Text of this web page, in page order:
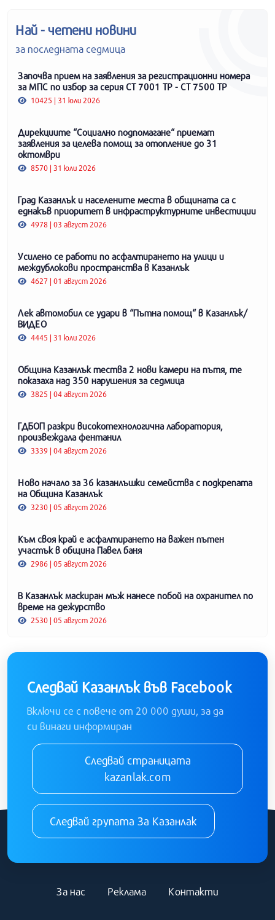
Най - четени новини
за последната седмица
Започва прием на заявления за регистрационни номера
за МПС по избор за серия СТ 7001 ТР - СТ 7500 ТР
10425 | 31 юли 2026
Дирекциите “Социално подпомагане“ приемат
заявления за целева помощ за отопление до 31
октомври
8570 | 31 юли 2026
Град Казанлък и населените места в общината са с
еднакъв приоритет в инфраструктурните инвестиции
4978 | 03 август 2026
Усилено се работи по асфалтирането на улици и
междублокови пространства в Казанлък
4627 | 01 август 2026
Лек автомобил се удари в “Пътна помощ“ в Казанлък/
ВИДЕО
4445 | 31 юли 2026
Община Казанлък тества 2 нови камери на пътя, те
показаха над 350 нарушения за седмица
3825 | 04 август 2026
ГДБОП разкри високотехнологична лаборатория,
произвеждала фентанил
3339 | 04 август 2026
Ново начало за 36 казанлъшки семейства с подкрепата
на Община Казанлък
3230 | 05 август 2026
Към своя край е асфалтирането на важен пътен
участък в община Павел баня
2986 | 05 август 2026
В Казанлък маскиран мъж нанесе побой на охранител по
време на дежурство
2530 | 05 август 2026
Следвай Казанлък във Facebook
Включи се с повече от 20 000 души, за да
си винаги информиран
Следвай страницата
kazanlak.com
Следвай групата За Казанлак
За нас Реклама Контакти